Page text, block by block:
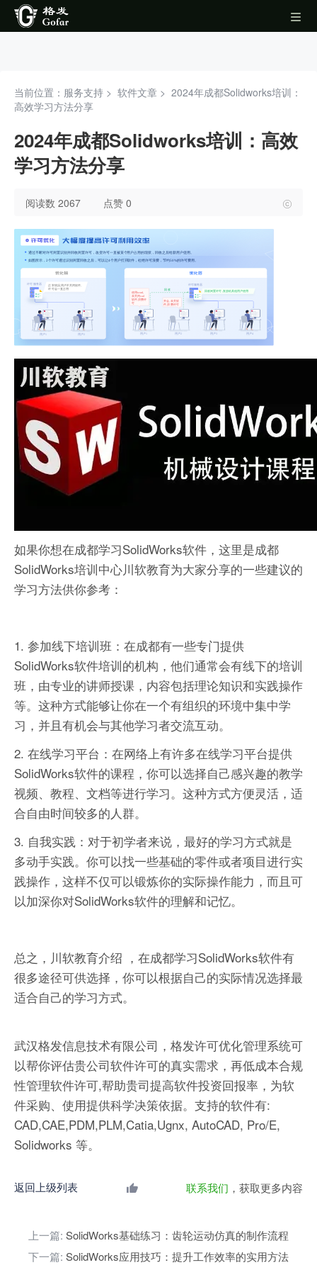
当前位置：服务支持 > 软件文章 > 2024年成都Solidworks培训：
高效学习方法分享
2024年成都Solidworks培训：高效
学习方法分享
阅读数 2067 点赞 0
如果你想在成都学习SolidWorks软件，这里是成都
SolidWorks培训中心川软教育为大家分享的一些建议的
学习方法供你参考：
1. 参加线下培训班：在成都有一些专门提供
SolidWorks软件培训的机构，他们通常会有线下的培训
班，由专业的讲师授课，内容包括理论知识和实践操作
等。这种方式能够让你在一个有组织的环境中集中学
习，并且有机会与其他学习者交流互动。
2. 在线学习平台：在网络上有许多在线学习平台提供
SolidWorks软件的课程，你可以选择自己感兴趣的教学
视频、教程、文档等进行学习。这种方式方便灵活，适
合自由时间较多的人群。
3. 自我实践：对于初学者来说，最好的学习方式就是
多动手实践。你可以找一些基础的零件或者项目进行实
践操作，这样不仅可以锻炼你的实际操作能力，而且可
以加深你对SolidWorks软件的理解和记忆。
总之，川软教育介绍 ，在成都学习SolidWorks软件有
很多途径可供选择，你可以根据自己的实际情况选择最
适合自己的学习方式。
武汉格发信息技术有限公司，格发许可优化管理系统可
以帮你评估贵公司软件许可的真实需求，再低成本合规
性管理软件许可,帮助贵司提高软件投资回报率，为软
件采购、使用提供科学决策依据。支持的软件有:
CAD,CAE,PDM,PLM,Catia,Ugnx, AutoCAD, Pro/E,
Solidworks 等。
返回上级列表 联系我们 ，获取更多内容
上一篇: SolidWorks基础练习：齿轮运动仿真的制作流程
下一篇: SolidWorks应用技巧：提升工作效率的实用方法